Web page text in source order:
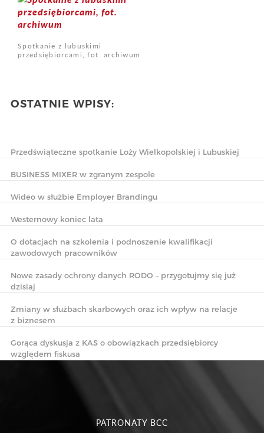
OSTATNIE WPISY:
Przedświąteczne spotkanie Loży Wielkopolskiej i Lubuskiej
BUSINESS MIXER w zgranym zespole
Wideo w służbie Employer Brandingu
Westernowy koniec lata
O dotacjach na szkolenia i podnoszenie kwalifikacji
zawodowych pracowników
Nowe zasady ochrony danych RODO – przygotujmy się już
dzisiaj
Zmiany w służbach skarbowych oraz ich wpływ na relacje
z biznesem
Gorąca dyskusja z KAS o obowiązkach przedsiębiorcy
względem fiskusa
Spotkanie z lubuskimi
przedsiębiorcami, fot. archiwum
PATRONATY BCC